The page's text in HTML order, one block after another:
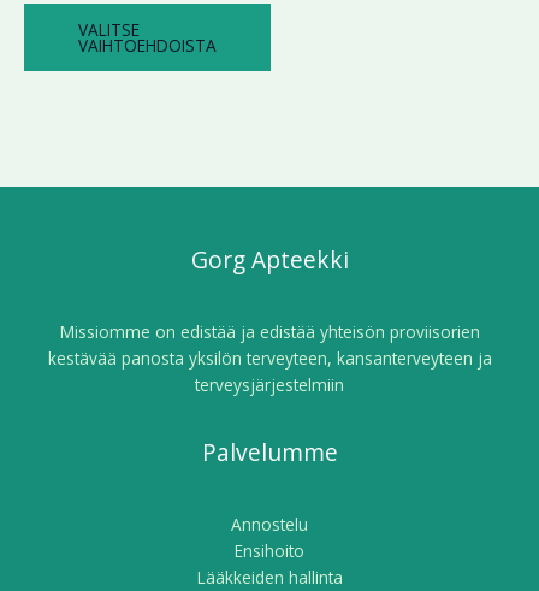
VALITSE
VAIHTOEHDOISTA
Gorg Apteekki
Missiomme on edistää ja edistää yhteisön proviisorien
kestävää panosta yksilön terveyteen, kansanterveyteen ja
terveysjärjestelmiin
Palvelumme
Annostelu
Ensihoito
Lääkkeiden hallinta